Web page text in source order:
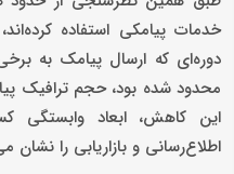
خدمات پیامکی استفاده
دوره‌ای که ارسال‌ پیامک به
این کاهش، ابعاد وابستگی
اطلاع‌رسانی و بازاریابی را نشان